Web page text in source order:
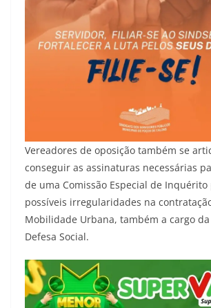
Vereadores de oposição também se
conseguir as assinaturas necessárias
de uma Comissão Especial de
possíveis irregularidades na
Mobilidade Urbana, também a cargo
Defesa Social.